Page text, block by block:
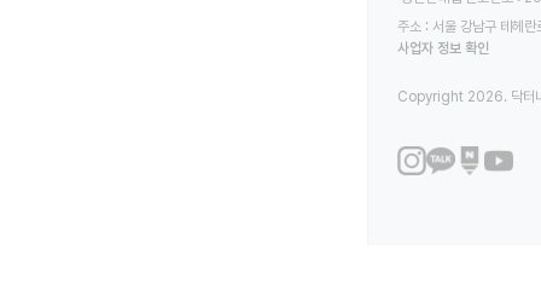
주소 : 서울 강남구 테헤
사업자 정보 확인
Copyright 2026. 닥터